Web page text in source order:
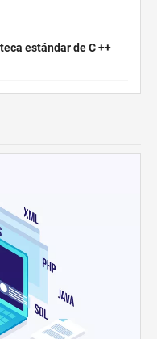
estándar de C ++